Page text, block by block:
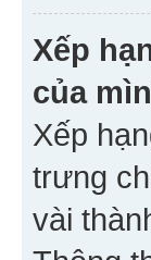
Xếp
của
Xếp
trưng
vài